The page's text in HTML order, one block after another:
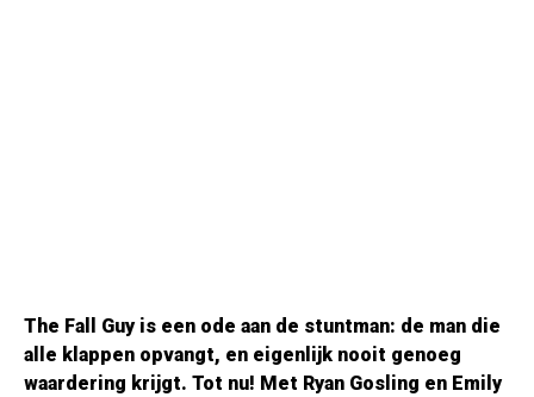
The Fall Guy is een ode aan de stuntman: de man die
alle klappen opvangt, en eigenlijk nooit genoeg
waardering krijgt. Tot nu! Met Ryan Gosling en Emily